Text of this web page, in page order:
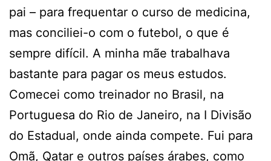
pai – para frequentar o curso de medicina,
mas conciliei-o com o futebol, o que é
sempre difícil. A minha mãe trabalhava
bastante para pagar os meus estudos.
Comecei como treinador no Brasil, na
Portuguesa do Rio de Janeiro, na I Divisão
do Estadual, onde ainda compete. Fui para
Omã, Qatar e outros países árabes, como